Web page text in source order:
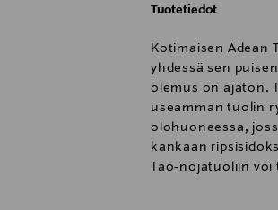
Tuotetiedot
Kotimaisen Adean
yhdessä sen
olemus on ajaton.
useamman tuolin
olohuoneessa,
kankaan
Tao-nojatuoliin voi